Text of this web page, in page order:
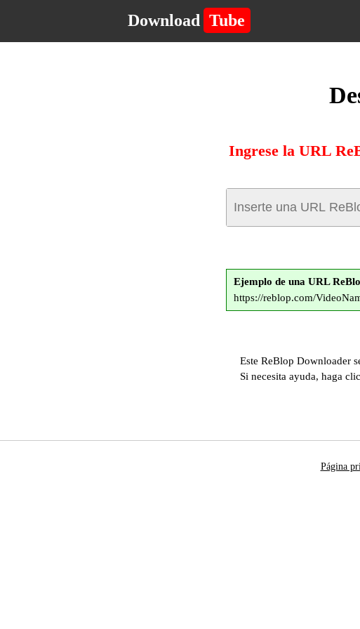
Download Tube
Ingrese la URL
Ejemplo de una URL
https://reblop.com/
Este ReBlop Downloader
Si necesita ayuda, haga
Página